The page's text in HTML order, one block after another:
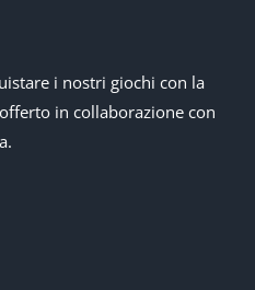
i nostri giochi con la
in collaborazione con